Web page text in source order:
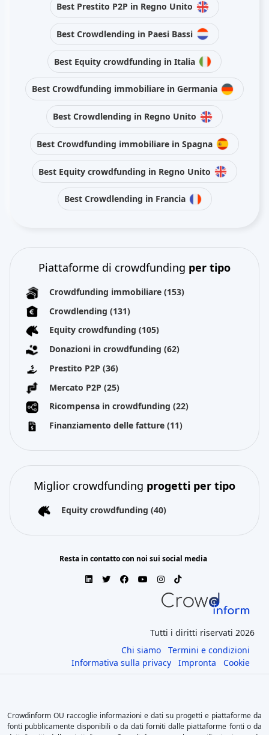
Best Prestito P2P in Regno Unito
Best Crowdlending in Paesi Bassi
Best Equity crowdfunding in Italia
Best Crowdfunding immobiliare in Germania
Best Crowdlending in Regno Unito
Best Crowdfunding immobiliare in Spagna
Best Equity crowdfunding in Regno Unito
Best Crowdlending in Francia
Piattaforme di crowdfunding per tipo
Crowdfunding immobiliare (153)
Crowdlending (131)
Equity crowdfunding (105)
Donazioni in crowdfunding (62)
Prestito P2P (36)
Mercato P2P (25)
Ricompensa in crowdfunding (22)
Finanziamento delle fatture (11)
Miglior crowdfunding progetti per tipo
Equity crowdfunding (40)
Resta in contatto con noi sui social media
Tutti i diritti riservati 2026
Chi siamo
Termini e condizioni
Informativa sulla privacy
Impronta Cookie
Crowdinform OU raccoglie informazioni e dati su progetti e piattaforme da
fonti pubblicamente disponibili o da dati forniti dalle piattaforme fonti o da